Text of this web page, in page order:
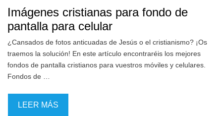
Imágenes cristianas para fondo de
pantalla para celular
¿Cansados de fotos anticuadas de Jesús o el cristianismo? ¡Os
traemos la solución! En este artículo encontraréis los mejores
fondos de pantalla cristianos para vuestros móviles y celulares.
Fondos de …
LEER MÁS